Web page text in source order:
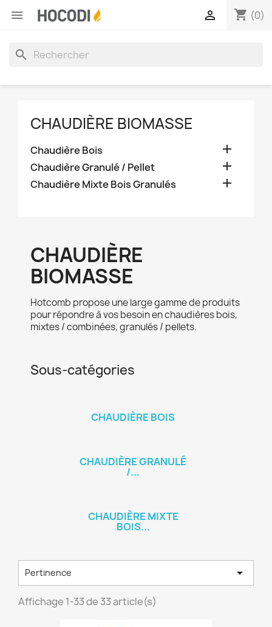
 shopping_cart (0)

search
CHAUDIÈRE BIOMASSE
Chaudière Bois 
Chaudière Granulé / Pellet 
Chaudière Mixte Bois Granulés 
CHAUDIÈRE
BIOMASSE
Hotcomb propose une large gamme de produits
pour répondre à vos besoin en chaudières bois,
mixtes / combinées, granulés / pellets.
Sous-catégories
CHAUDIÈRE BOIS
CHAUDIÈRE GRANULÉ
/...
CHAUDIÈRE MIXTE
BOIS...
Pertinence 
Affichage 1-33 de 33 article(s)